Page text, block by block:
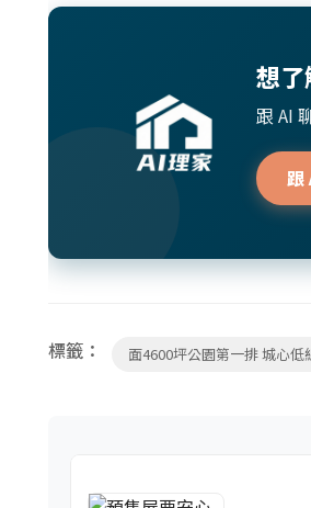
想了
跟 AI
跟
標籤： 面4600坪公園第一排 城心低